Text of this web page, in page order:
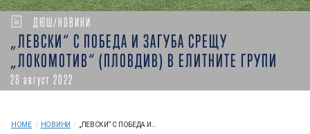
ДЮШ/НОВИНИ
„ЛЕВСКИ“ С ПОБЕДА И ЗАГУБА СРЕЩУ
„ЛОКОМОТИВ“ (ПЛОВДИВ) В ЕЛИТНИТЕ ГРУПИ
28 август 2022
HOME / НОВИНИ / „ЛЕВСКИ“ С ПОБЕДА И...